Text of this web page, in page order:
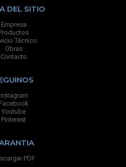
DEL SITIO
Empresa
Técnico
Obras
Contacto
Instagram
Facebook
Youtube
Pinterest
PDF